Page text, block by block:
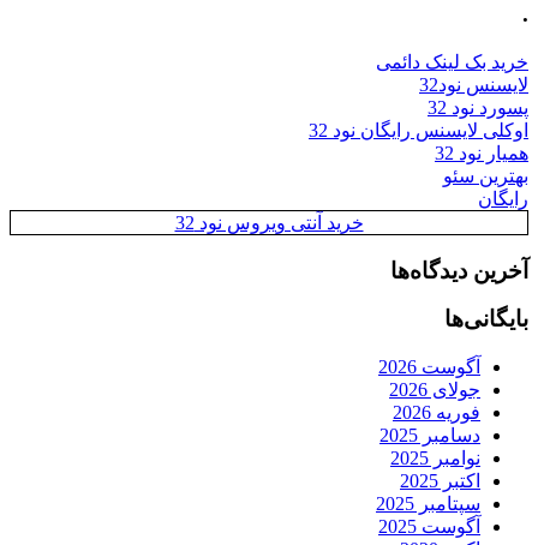
.
خرید بک لینک دائمی
لایسنس نود32
پسورد نود 32
اوکلی لایسنس رایگان نود 32
همیار نود 32
بهترین سئو
رایگان
خرید آنتی ویروس نود 32
آخرین دیدگاه‌ها
بایگانی‌ها
آگوست 2026
جولای 2026
فوریه 2026
دسامبر 2025
نوامبر 2025
اکتبر 2025
سپتامبر 2025
آگوست 2025